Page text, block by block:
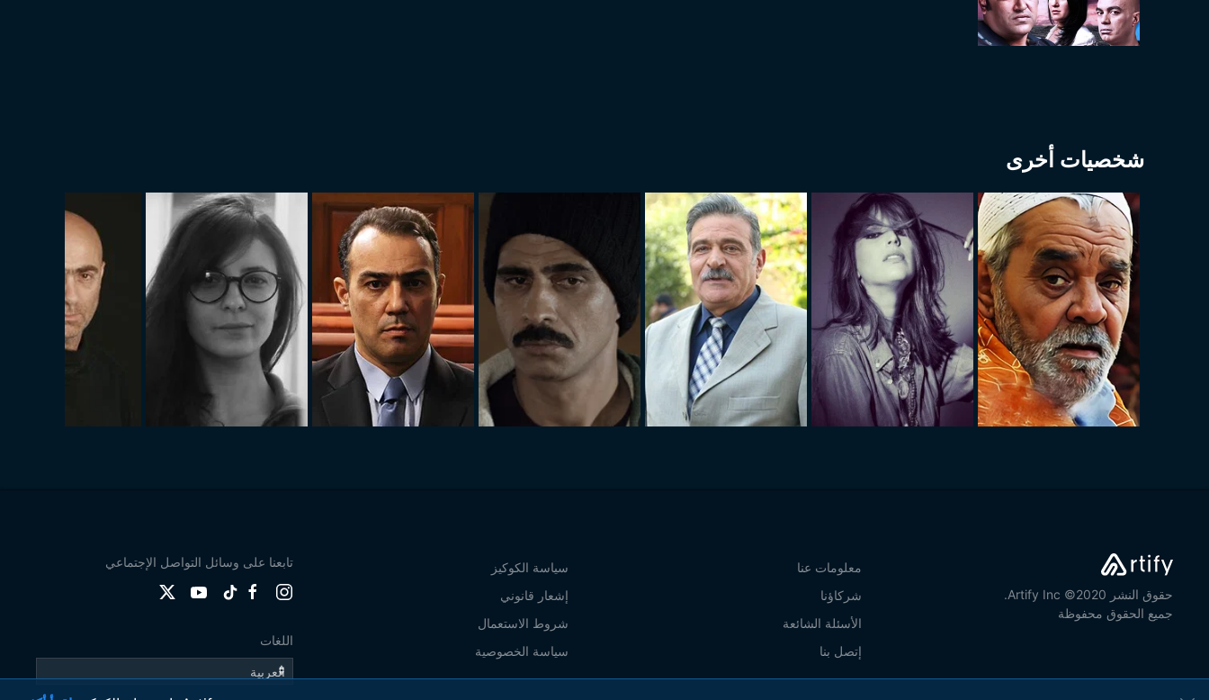
شخصيات أخرى
حقوق النشر 2020© Artify Inc.
جميع الحقوق محفوظة
معلومات عنا
شركاؤنا
الأسئلة الشائعة
إتصل بنا
سياسة الكوكيز
إشعار قانوني
شروط الاستعمال
سياسة الخصوصية
تابعنا على وسائل التواصل الإجتماعي
اللغات